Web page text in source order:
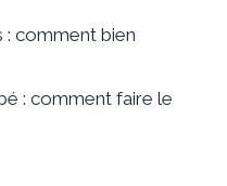
: comment bien
: comment faire le